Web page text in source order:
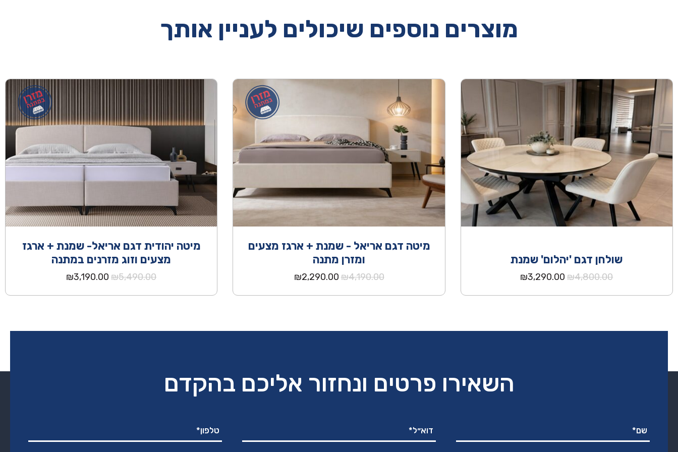
מוצרים נוספים שיכולים לעניין אותך
שולחן דגם 'יהלום' שמנת
₪4,800.00
המחיר
היה:
₪3,290.00
המחיר
הוא:
מיטה דגם אריאל - שמנת + ארגז מצעים
ומזרן מתנה
₪4,190.00
המחיר
היה:
₪2,290.00
הוא:
מיטה יהודית דגם אריאל- שמנת + ארגז
מצעים וזוג מזרנים במתנה
₪5,490.00
המחיר
היה:
₪3,190.00
המחיר
הוא:
השאירו פרטים ונחזור אליכם בהקדם